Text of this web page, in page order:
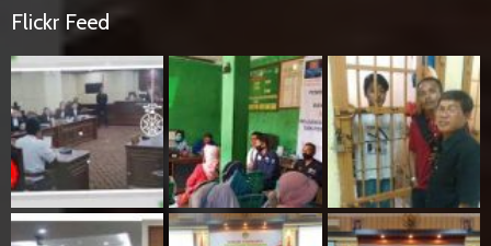
Flickr Feed